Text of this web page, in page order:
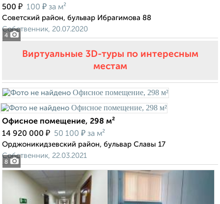
4
500 ₽ 100 ₽ за м²
Советский район, бульвар Ибрагимова 88
Собственник, 20.07.2020
Виртуальные 3D-туры по интересным
местам
8
Офисное помещение, 298 м²
14 920 000 ₽ 50 100 ₽ за м²
Орджоникидзевский район, бульвар Славы 17
Собственник, 22.03.2021